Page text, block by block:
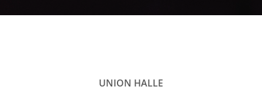
UNION HALLE